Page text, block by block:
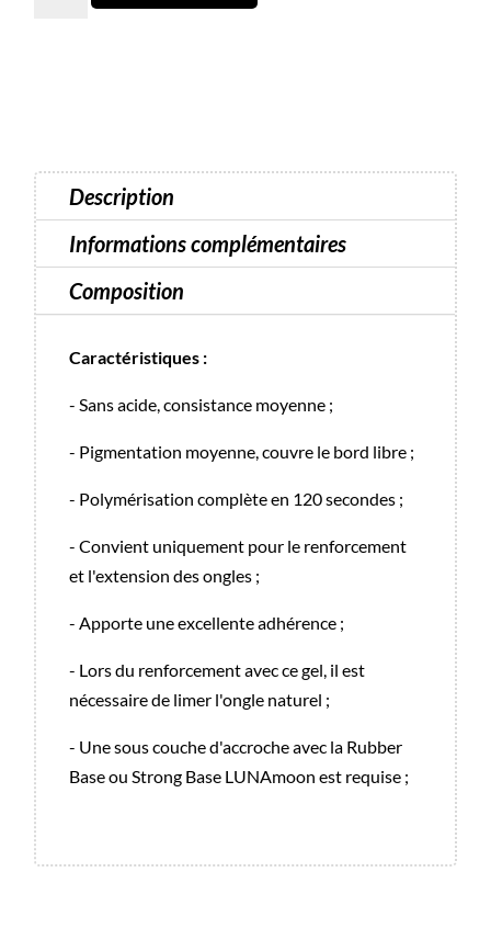
ml
Description
Informations complémentaires
Composition
Caractéristiques :
- Sans acide, consistance moyenne ;
- Pigmentation moyenne, couvre le bord libre ;
- Polymérisation complète en 120 secondes ;
- Convient uniquement pour le renforcement
et l'extension des ongles ;
- Apporte une excellente adhérence ;
- Lors du renforcement avec ce gel, il est
nécessaire de limer l'ongle naturel ;
- Une sous couche d'accroche avec la Rubber
Base ou Strong Base LUNAmoon est requise ;